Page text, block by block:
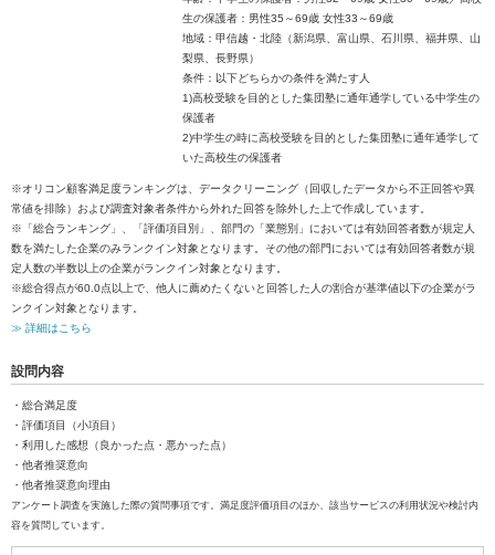
生の保護者：男性35～69歳 女性33～69歳
地域：甲信越・北陸（新潟県、富山県、石川県、福井県、山
梨県、長野県）
条件：以下どちらかの条件を満たす人
1)高校受験を目的とした集団塾に通年通学している中学生の
保護者
2)中学生の時に高校受験を目的とした集団塾に通年通学して
いた高校生の保護者
※オリコン顧客満足度ランキングは、データクリーニング（回収したデータから不正回答や異
常値を排除）および調査対象者条件から外れた回答を除外した上で作成しています。
※「総合ランキング」、「評価項目別」、部門の「業態別」においては有効回答者数が規定人
数を満たした企業のみランクイン対象となります。その他の部門においては有効回答者数が規
定人数の半数以上の企業がランクイン対象となります。
※総合得点が60.0点以上で、他人に薦めたくないと回答した人の割合が基準値以下の企業がラ
ンクイン対象となります。
≫ 詳細はこちら
設問内容
・総合満足度
・評価項目（小項目）
・利用した感想（良かった点・悪かった点）
・他者推奨意向
・他者推奨意向理由
アンケート調査を実施した際の質問事項です。満足度評価項目のほか、該当サービスの利用状況や検討内
容を質問しています。